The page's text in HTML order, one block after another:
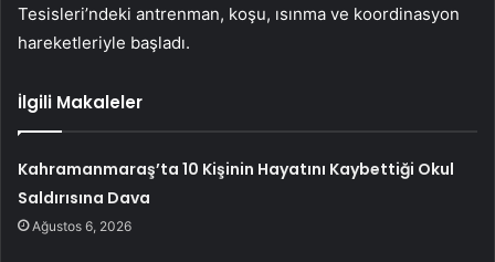
Tesisleri’ndeki antrenman, koşu, ısınma ve koordinasyon
hareketleriyle başladı.
İlgili Makaleler
Kahramanmaraş’ta 10 Kişinin Hayatını Kaybettiği Okul
Saldırısına Dava
Ağustos 6, 2026